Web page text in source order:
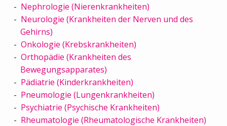
Nephrologie (Nierenkrankheiten)
Neurologie (Krankheiten der Nerven und des
Gehirns)
Onkologie (Krebskrankheiten)
Orthopädie (Krankheiten des
Bewegungsapparates)
Pädiatrie (Kinderkrankheiten)
Pneumologie (Lungenkrankheiten)
Psychiatrie (Psychische Krankheiten)
Rheumatologie (Rheumatologische Krankheiten)